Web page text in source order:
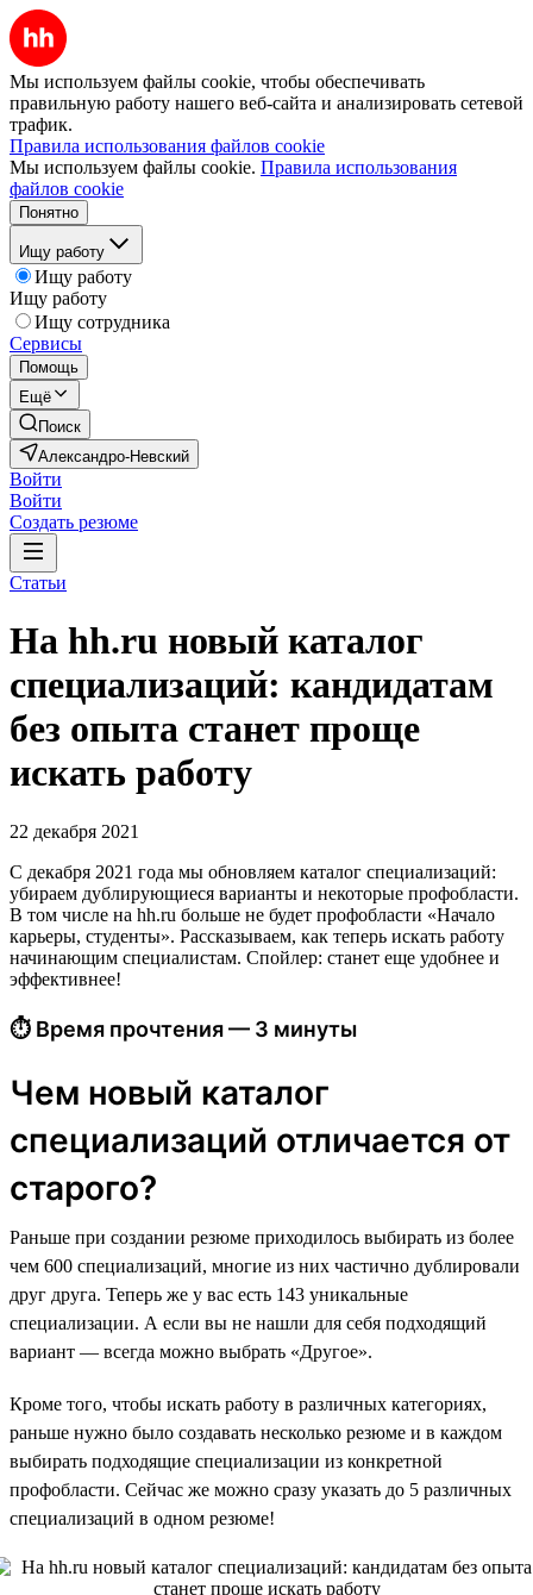
Мы используем файлы cookie, чтобы обеспечивать
правильную работу нашего веб-сайта и анализировать сетевой
трафик.
Правила использования файлов cookie
Мы используем файлы cookie. Правила использования
файлов cookie
Понятно
Ищу работу
Ищу работу
Ищу работу
Ищу сотрудника
Сервисы
Помощь
Ещё
Поиск
Александро-Невский
Войти
Войти
Создать резюме
Статьи
На hh.ru новый каталог
специализаций: кандидатам
без опыта станет проще
искать работу
22 декабря 2021
С декабря 2021 года мы обновляем каталог специализаций:
убираем дублирующиеся варианты и некоторые профобласти.
В том числе на hh.ru больше не будет профобласти «Начало
карьеры, студенты». Рассказываем, как теперь искать работу
начинающим специалистам. Спойлер: станет еще удобнее и
эффективнее!
⏱ Время прочтения — 3 минуты
Чем новый каталог
специализаций отличается от
старого?
Раньше при создании резюме приходилось выбирать из более
чем 600 специализаций, многие из них частично дублировали
друг друга. Теперь же у вас есть 143 уникальные
специализации. А если вы не нашли для себя подходящий
вариант — всегда можно выбрать «Другое».
Кроме того, чтобы искать работу в различных категориях,
раньше нужно было создавать несколько резюме и в каждом
выбирать подходящие специализации из конкретной
профобласти. Сейчас же можно сразу указать до 5 различных
специализаций в одном резюме!